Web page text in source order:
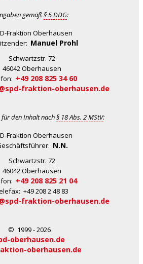
gemäß § 5 DDG:
Fraktion Oberhausen
Manuel Prohl
Schwartzstr. 72
46042 Oberhausen
+49 208 825 34 60
fraktion-oberhausen.de
den Inhalt nach§ 18 Abs. 2 MStV:
Fraktion Oberhausen
N.N.
Schwartzstr. 72
46042 Oberhausen
+49 208 825 21 04
+49 208 2 48 83
fraktion-oberhausen.de
© 1999 - 2026
oberhausen.de
oberhausen.de